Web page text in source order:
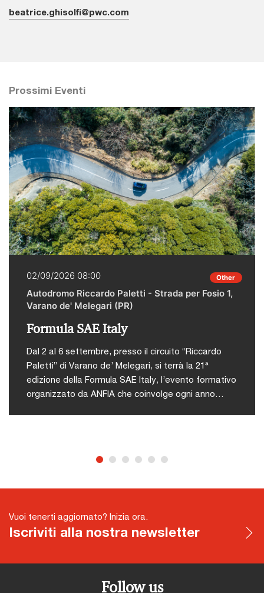
beatrice.ghisolfi@pwc.com
Prossimi Eventi
02/09/2026 08:00 Other
Autodromo Riccardo Paletti - Strada per Fosio 1,
Varano de' Melegari (PR)
Formula SAE Italy
Dal 2 al 6 settembre, presso il circuito “Riccardo
Paletti” di Varano de’ Melegari, si terrà la 21ª
edizione della Formula SAE Italy, l’evento formativo
organizzato da ANFIA che coinvolge ogni anno
abilità acquisite durante il proprio percorso
automotiva.Durante la competizione, i team si
confronteranno in diverse prove suddivise in due
presentazione del progetto completo della
Vuoi tenerti aggiornato? Inizia ora.
Iscriviti alla nostra newsletter
Follow us